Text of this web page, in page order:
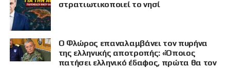
στρατιωτικοποιεί το νησί
Ο Φλώρος επαναλαμβάνει τον πυρήνα
της ελληνικής αποτροπής: «Όποιος
πατήσει ελληνικό έδαφος, πρώτα θα τον